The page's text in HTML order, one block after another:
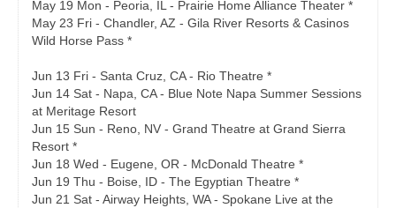
May 19 Mon - Peoria, IL - Prairie Home Alliance Theater *
May 23 Fri - Chandler, AZ - Gila River Resorts & Casinos
Wild Horse Pass *
Jun 13 Fri - Santa Cruz, CA - Rio Theatre *
Jun 14 Sat - Napa, CA - Blue Note Napa Summer Sessions
at Meritage Resort
Jun 15 Sun - Reno, NV - Grand Theatre at Grand Sierra
Resort *
Jun 18 Wed - Eugene, OR - McDonald Theatre *
Jun 19 Thu - Boise, ID - The Egyptian Theatre *
Jun 21 Sat - Airway Heights, WA - Spokane Live at the